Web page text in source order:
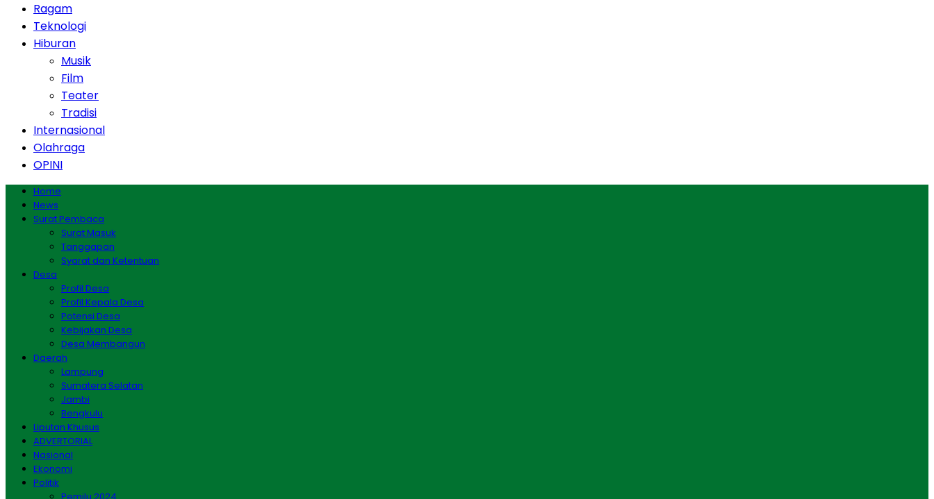
Ragam
Teknologi
Hiburan
Musik
Film
Teater
Tradisi
Internasional
Olahraga
OPINI
Home
News
Surat Pembaca
Surat Masuk
Tanggapan
Syarat dan Ketentuan
Desa
Profil Desa
Profil Kepala Desa
Potensi Desa
Kebijakan Desa
Desa Membangun
Daerah
Lampung
Sumatera Selatan
Jambi
Bengkulu
Liputan Khusus
ADVERTORIAL
Nasional
Ekonomi
Politik